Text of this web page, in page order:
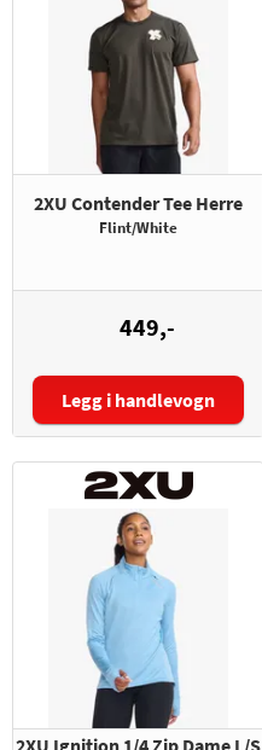
2XU Contender Tee Herre
Flint/White
449,-
Størrelse:
Legg i handlevogn